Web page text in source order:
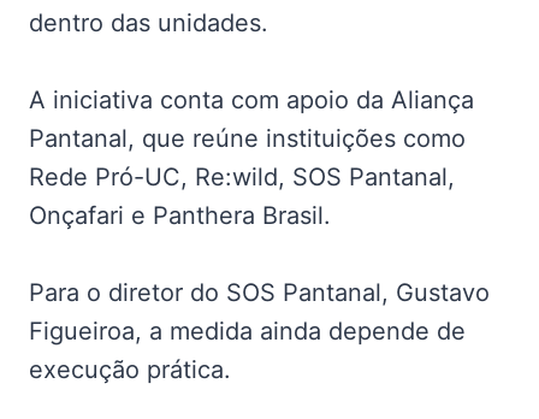
dentro das unidades.
A iniciativa conta com apoio da Aliança
Pantanal, que reúne instituições como
Rede Pró-UC, Re:wild, SOS Pantanal,
Onçafari e Panthera Brasil.
Para o diretor do SOS Pantanal, Gustavo
Figueiroa, a medida ainda depende de
execução prática.